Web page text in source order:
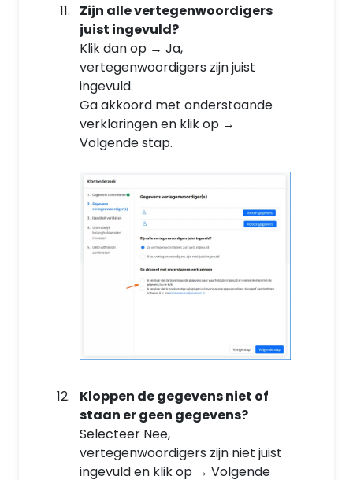
Zijn alle vertegenwoordigers
juist ingevuld?
Klik dan op → Ja,
vertegenwoordigers zijn juist
ingevuld.
Ga akkoord met onderstaande
verklaringen en klik op →
Volgende stap.
Kloppen de gegevens niet of
staan er geen gegevens?
Selecteer Nee,
vertegenwoordigers zijn niet juist
ingevuld en klik op → Volgende